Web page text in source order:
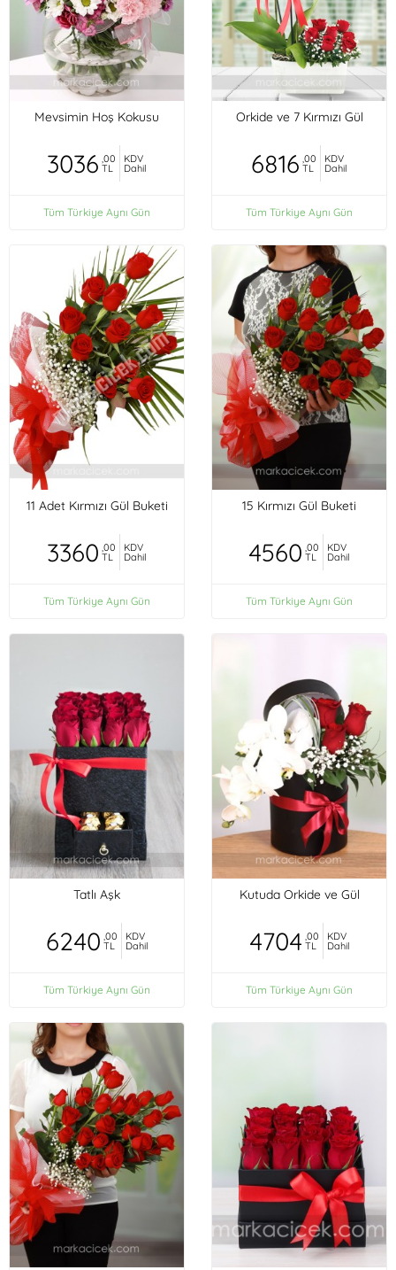
Mevsimin Hoş Kokusu
3036 ,00
TL
KDV
Dahil
Tüm Türkiye Aynı Gün
Orkide ve 7 Kırmızı Gül
6816 ,00
TL
KDV
Dahil
Tüm Türkiye Aynı Gün
11 Adet Kırmızı Gül Buketi
3360 ,00
TL
KDV
Dahil
Tüm Türkiye Aynı Gün
15 Kırmızı Gül Buketi
4560 ,00
TL
KDV
Dahil
Tüm Türkiye Aynı Gün
Tatlı Aşk
6240 ,00
TL
KDV
Dahil
Tüm Türkiye Aynı Gün
Kutuda Orkide ve Gül
4704 ,00
TL
KDV
Dahil
Tüm Türkiye Aynı Gün